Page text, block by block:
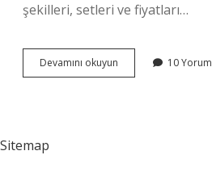
şekilleri, setleri ve fiyatları…
Devamını okuyun
Çıt
10 Yorum
Sitemap